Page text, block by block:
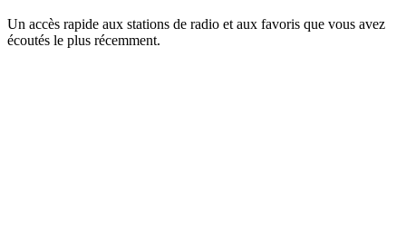
Un accès rapide aux stations de radio et aux favoris que vous avez
écoutés le plus récemment.